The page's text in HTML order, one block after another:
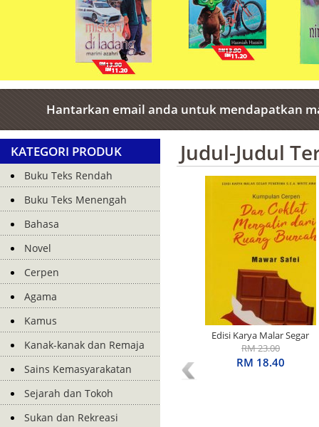
Hantarkan email anda untuk mendapatkan
KATEGORI PRODUK
Buku Teks Rendah
Buku Teks Menengah
Bahasa
Novel
Cerpen
Agama
Kamus
Kanak-kanak dan Remaja
Sains Kemasyarakatan
Sejarah dan Tokoh
Sukan dan Rekreasi
Judul-Judul
Edisi Karya Malar Segar
Penerima S.E.A. Write
Award: Kumpulan Cerpen:
RM 23.00
RM 18.40